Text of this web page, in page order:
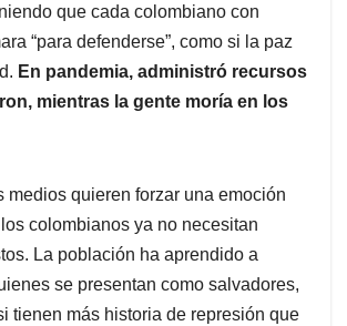
que cada colombiano con
“para defenderse”, como si la paz
En pandemia, administró recursos
mientras la gente moría en los
medios quieren forzar una emoción
colombianos ya no necesitan
La población ha aprendido a
se presentan como salvadores,
tienen más historia de represión que